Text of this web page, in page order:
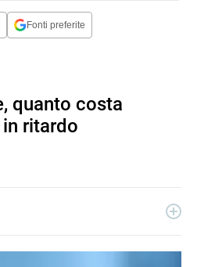
Fonti preferite
quanto costa
ritardo
di principianti e di esperti, di